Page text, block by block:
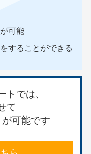
可能
することができる
トでは、
て
可能です